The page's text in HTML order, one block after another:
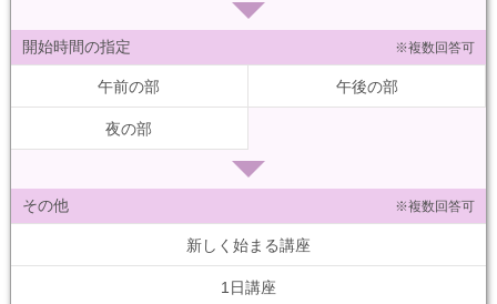
開始時間の指定 ※複数回答可
午前の部 午後の部
夜の部
その他 ※複数回答可
新しく始まる講座
1日講座